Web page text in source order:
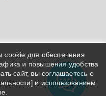
cookie для обеспечения
и повышения удобства
сайт, вы соглашаетесь с
] и использованием